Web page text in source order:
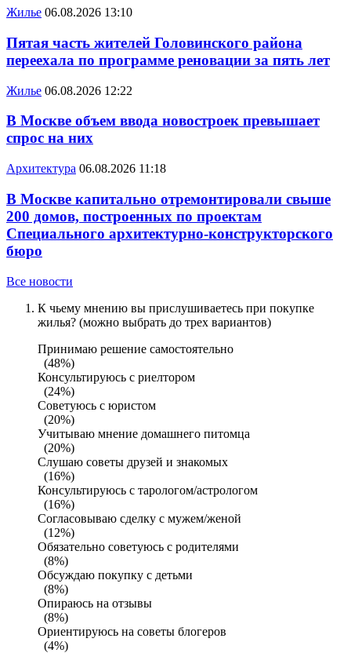
Жилье 06.08.2026 13:10
Пятая часть жителей Головинского района
переехала по программе реновации за пять лет
Жилье 06.08.2026 12:22
В Москве объем ввода новостроек превышает
спрос на них
Архитектура 06.08.2026 11:18
В Москве капитально отремонтировали свыше
200 домов, построенных по проектам
Специального архитектурно-конструкторского
бюро
Все новости
К чьему мнению вы прислушиваетесь при покупке
жилья? (можно выбрать до трех вариантов)
Принимаю решение самостоятельно
(48%)
Консультируюсь с риелтором
(24%)
Советуюсь с юристом
(20%)
Учитываю мнение домашнего питомца
(20%)
Слушаю советы друзей и знакомых
(16%)
Консультируюсь с тарологом/астрологом
(16%)
Согласовываю сделку с мужем/женой
(12%)
Обязательно советуюсь с родителями
(8%)
Обсуждаю покупку с детьми
(8%)
Опираюсь на отзывы
(8%)
Ориентируюсь на советы блогеров
(4%)